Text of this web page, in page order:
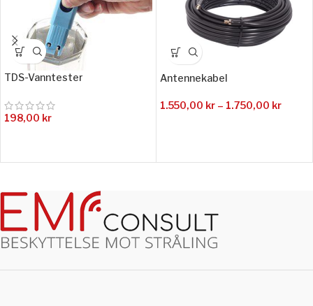
TDS-Vanntester
198,00 kr
Antennekabel
1.550,00 kr – 1.750,00 kr